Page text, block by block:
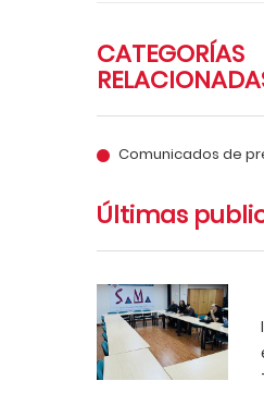
CATEGORÍAS
Comunicados de
Últimas